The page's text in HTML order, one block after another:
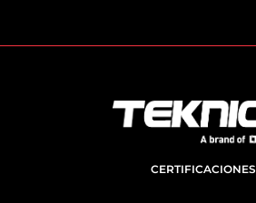
CERTIFICACIONES